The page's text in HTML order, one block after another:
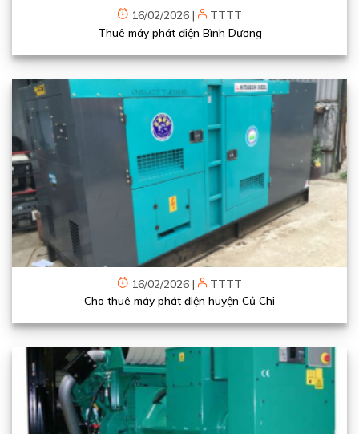
16/02/2026 |
TTTT
Thuê máy phát điện Bình Dương
16/02/2026 |
TTTT
Cho thuê máy phát điện huyện Củ Chi